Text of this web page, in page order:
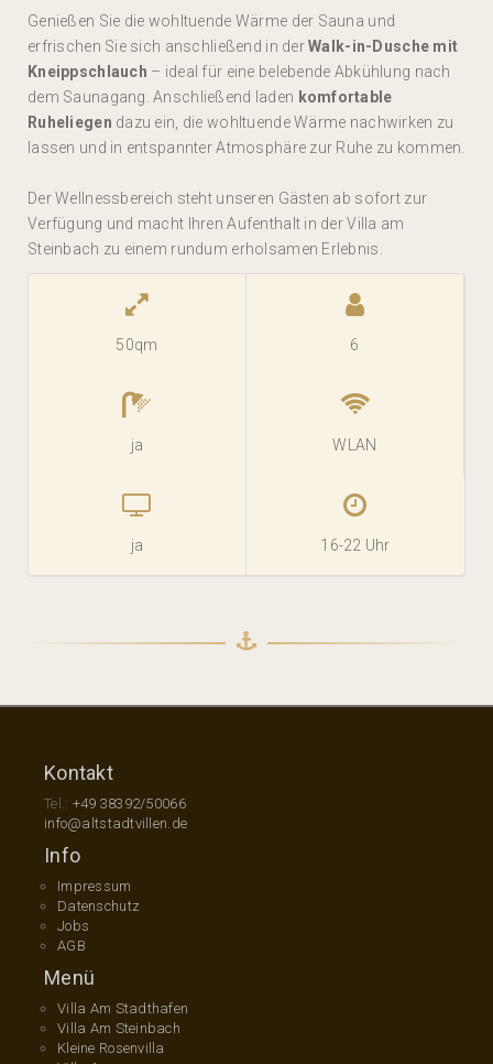
Genießen Sie die wohltuende Wärme der Sauna und
erfrischen Sie sich anschließend in derWalk-in-Dusche mit
Kneippschlauch – ideal für eine belebende Abkühlung nach
dem Saunagang. Anschließend laden komfortable
Ruheliegen dazu ein, die wohltuende Wärme nachwirken zu
lassen und in entspannter Atmosphäre zur Ruhe zu kommen.
Der Wellnessbereich steht unseren Gästen ab sofort zur
Verfügung und macht Ihren Aufenthalt in der Villa am
Steinbach zu einem rundum erholsamen Erlebnis.
50qm 6
ja WLAN
ja 16-22 Uhr
Kontakt
Tel.: +49 38392/50066
info@altstadtvillen.de
Info
Impressum
Datenschutz
Jobs
AGB
Menü
Villa Am Stadthafen
Villa Am Steinbach
Kleine Rosenvilla